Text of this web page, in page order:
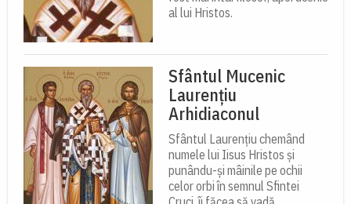
al lui Hristos.
Sfântul Mucenic
Laurențiu
Arhidiaconul
Sfântul Laurențiu chemând
numele lui Iisus Hristos și
punându-și mâinile pe ochii
celor orbi în semnul Sfintei